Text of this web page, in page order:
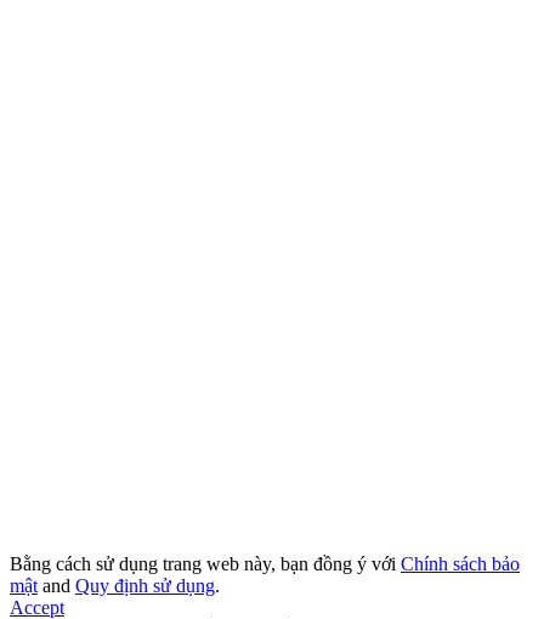
Bằng cách sử dụng trang web này, bạn đồng ý với Chính sách bảo
mật and Quy định sử dụng.
Accept